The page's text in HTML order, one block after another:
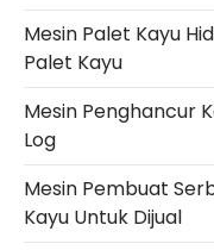
Mesin Palet Kayu
Palet Kayu
Mesin Penghancur
Log
Mesin Pembuat
Kayu Untuk Dijual